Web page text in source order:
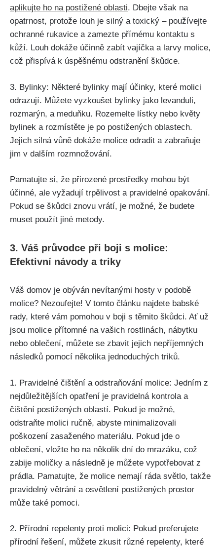
aplikujte ho⁤ na postižené oblasti. Dbejte však na
opatrnost, protože louh je silný a toxický –⁤ používejte
ochranné rukavice a zamezte přímému kontaktu s
kůží. Louh dokáže účinně zabít vajíčka⁢ a larvy molice,
což přispívá‌ k úspěšnému odstranění škůdce.
3. Bylinky: Některé bylinky mají účinky, které molici
‍odrazují. Můžete vyzkoušet bylinky jako levanduli,
rozmarýn, a meduňku. Rozemelte lístky nebo květy
bylinek a rozmístěte ⁣je​ po postižených oblastech.
Jejich silná vůně dokáže molice odradit⁢ a zabraňuje
jim⁢ v dalším ⁣rozmnožování.
Pamatujte si, že přirozené prostředky mohou být
účinné, ale vyžadují trpělivost a pravidelné opakování.
Pokud se​ škůdci znovu‍ vrátí, je možné, že budete
muset použít jiné metody.
3. Váš průvodce při boji s⁣ molice:
Efektivní návody a triky
Váš domov je obýván nevítanými ‍hosty v podobě
molice? Nezoufejte! ‌V tomto článku najdete ⁢babské
rady, které vám pomohou v boji s těmito škůdci. Ať už
jsou molice přítomné na vašich rostlinách, nábytku
nebo oblečení, můžete se zbavit​ jejich nepříjemných
následků pomocí několika jednoduchých triků.
1. ⁣Pravidelné čištění a odstraňování molice: Jedním ⁣z
nejdůležitějších opatření ​je pravidelná kontrola a
čištění postižených oblastí. Pokud je možné,
odstraňte molici ručně, ⁢abyste⁣ minimalizovali
poškození zasaženého materiálu. Pokud jde ‌o⁣
oblečení,⁤ vložte ho na⁤ několik dní do⁣ mrazáku, což
zabije moličky ⁤a následně je můžete vypotřebovat z
prádla. Pamatujte, že molice nemají ráda světlo, takže
pravidelný větrání a osvětlení postižených prostor
může také pomoci.
2. Přírodní repelenty proti molici: Pokud preferujete
přírodní řešení, můžete zkusit různé repelenty, které